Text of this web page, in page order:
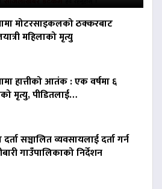
मोटरसाइकलको ठक्करबाट
महिलाको मृत्यु
हात्तीको आतंक : एक वर्षमा ६
मृत्यु, पीडितलाई…
दर्ता सञ्चालित व्यवसायलाई दर्ता गर्न
गाउँपालिकाको निर्देशन